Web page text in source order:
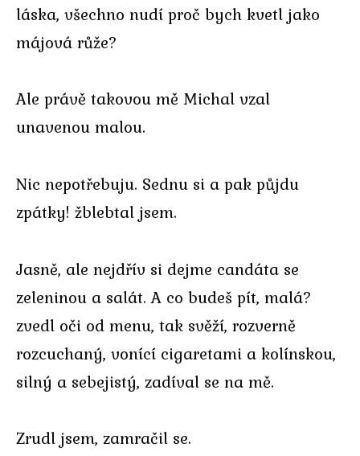
láska, všechno nudí proč bych kvetl jako
májová růže?
Ale právě takovou mě Michal vzal
unavenou malou.
Nic nepotřebuju. Sednu si a pak půjdu
zpátky! žblebtal jsem.
Jasně, ale nejdřív si dejme candáta se
zeleninou a salát. A co budeš pít, malá?
zvedl oči od menu, tak svěží, rozverně
rozcuchaný, vonící cigaretami a kolínskou,
silný a sebejistý, zadíval se na mě.
Zrudl jsem, zamračil se.